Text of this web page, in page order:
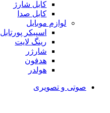
کابل شارژ
کابل صدا
لوازم موبایل
اسپیکر پورتابل
رینگ لایت
شارژر
هدفون
هولدر
صوتی و تصویری